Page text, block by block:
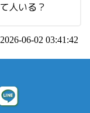
人いる？
2026-06-02 03:41:42